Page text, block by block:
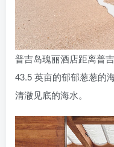
普吉岛瑰丽酒店距离普
43.5 英亩的郁郁葱葱的
清澈见底的海水。